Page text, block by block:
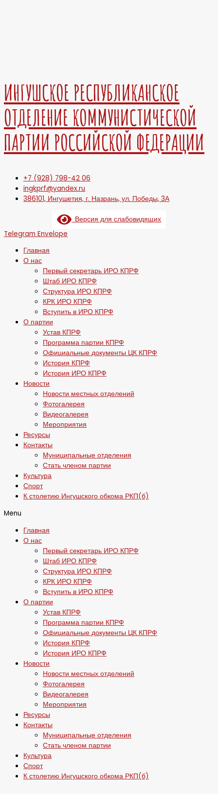
ИНГУШСКОЕ РЕСПУБЛИКАНСКОЕ
ОТДЕЛЕНИЕ КОММУНИСТИЧЕСКОЙ
ПАРТИИ РОССИЙСКОЙ ФЕДЕРАЦИИ
+7 (928) 798-42 06
ingkprf@yandex.ru
386101, Ингушетия, г. Назрань, ул. Победы, 3А
Версия для слабовидящих
Telegram Envelope
Главная
О нас
Первый секретарь ИРО КПРФ
Штаб ИРО КПРФ
Структура ИРО КПРФ
КРК ИРО КПРФ
Вступить в ИРО КПРФ
О партии
Устав КПРФ
Программа партии КПРФ
Официальные документы ЦК КПРФ
История КПРФ
История ИРО КПРФ
Новости
Новости местных отделений
Фотогалерея
Видеогалерея
Мероприятия
Ресурсы
Контакты
Муниципальные отделения
Стать членом партии
Культура
Спорт
К столетию Ингушского обкома РКП(б)
Menu
Главная
О нас
Первый секретарь ИРО КПРФ
Штаб ИРО КПРФ
Структура ИРО КПРФ
КРК ИРО КПРФ
Вступить в ИРО КПРФ
О партии
Устав КПРФ
Программа партии КПРФ
Официальные документы ЦК КПРФ
История КПРФ
История ИРО КПРФ
Новости
Новости местных отделений
Фотогалерея
Видеогалерея
Мероприятия
Ресурсы
Контакты
Муниципальные отделения
Стать членом партии
Культура
Спорт
К столетию Ингушского обкома РКП(б)